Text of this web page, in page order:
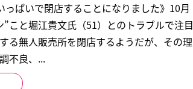
っぱいで閉店することになりました》10月
こと堀江貴文氏（51）とのトラブルで注目
る無人販売所を閉店するようだが、その理
不良、...